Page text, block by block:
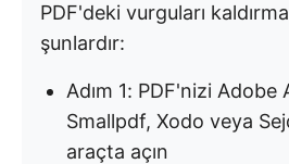
PDF'deki vurguları
şunlardır:
Adım 1: PDF'nizi
Smallpdf, Xodo veya
araçta açın